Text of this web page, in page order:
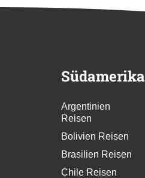
Südamerika
Argentinien
Reisen
Bolivien Reisen
Brasilien Reisen
Chile Reisen